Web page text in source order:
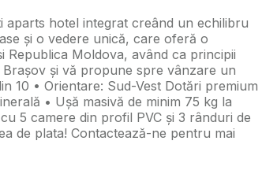
hotel integrat creând un echilibru
și o vedere unică, care oferă o
Moldova, având ca principii
și vă propune spre vânzare un
10 • Orientare: Sud-Vest Dotări premium
• Ușă masivă de minim 75 kg la
5 camere din profil PVC și 3 rânduri de
de plata! Contactează-ne pentru mai